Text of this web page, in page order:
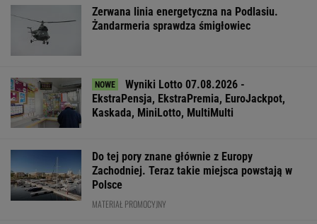
Zerwana linia energetyczna na Podlasiu.
Żandarmeria sprawdza śmigłowiec
Wyniki Lotto 07.08.2026 -
EkstraPensja, EkstraPremia, EuroJackpot,
Kaskada, MiniLotto, MultiMulti
Do tej pory znane głównie z Europy
Zachodniej. Teraz takie miejsca powstają w
Polsce
MATERIAŁ PROMOCYJNY